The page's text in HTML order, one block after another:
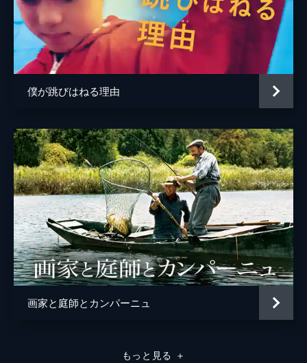
僕が跳びはねる理由
画家と庭師とカンパーニュ
もっと見る ＋